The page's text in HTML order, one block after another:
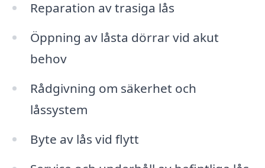
Reparation av trasiga lås
Öppning av låsta dörrar vid akut
behov
Rådgivning om säkerhet och
låssystem
Byte av lås vid flytt